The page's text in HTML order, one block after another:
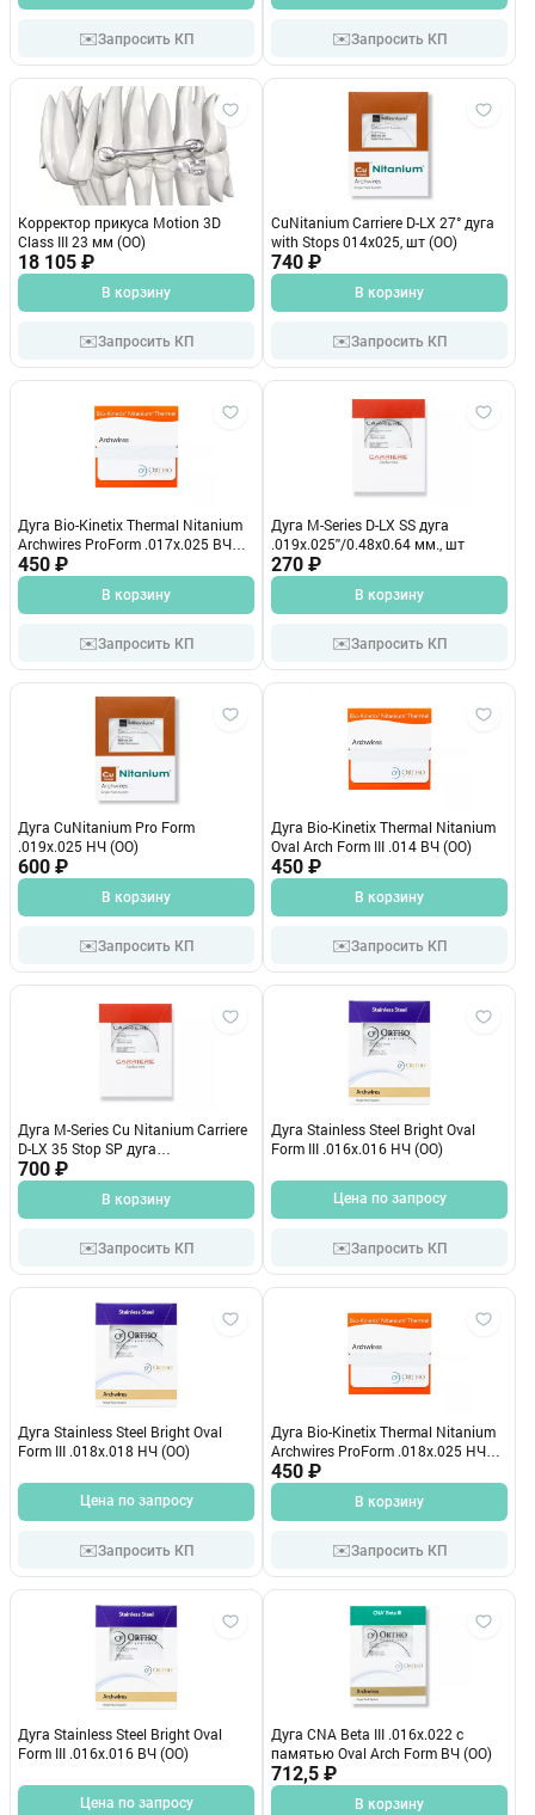
✉️Запросить КП ✉️Запросить КП
Корректор прикуса Motion 3D
Class III 23 мм (OO)
18 105 ₽
В корзину
✉️Запросить КП
CuNitanium Carriere D-LX 27° дуга
with Stops 014х025, шт (ОО)
740 ₽
В корзину
✉️Запросить КП
Дуга Bio-Kinetix Thermal Nitanium
Archwires ProForm .017x.025 ВЧ
(OO)
450 ₽
В корзину
✉️Запросить КП
Дуга M-Series D-LX SS дуга
.019x.025''/0.48x0.64 мм., шт
270 ₽
В корзину
✉️Запросить КП
Дуга CuNitanium Pro Form
.019x.025 НЧ (OO)
600 ₽
В корзину
✉️Запросить КП
Дуга Bio-Kinetix Thermal Nitanium
Oval Arch Form III .014 ВЧ (OO)
450 ₽
В корзину
✉️Запросить КП
Дуга M-Series Cu Nitanium Carriere
D-LX 35 Stop SP дуга
.019x.025''/0.48x0.64 мм., шт
700 ₽
В корзину
✉️Запросить КП
Дуга Stainless Steel Bright Oval
Form III .016х.016 НЧ (OO)
Цена по запросу
✉️Запросить КП
Дуга Stainless Steel Bright Oval
Form III .018х.018 НЧ (OO)
Цена по запросу
✉️Запросить КП
Дуга Bio-Kinetix Thermal Nitanium
Archwires ProForm .018x.025 НЧ
(OO)
450 ₽
В корзину
✉️Запросить КП
Дуга Stainless Steel Bright Oval
Form III .016х.016 ВЧ (OO)
Цена по запросу
Дуга CNA Beta III .016x.022 c
памятью Oval Arch Form ВЧ (OO)
712,5 ₽
В корзину